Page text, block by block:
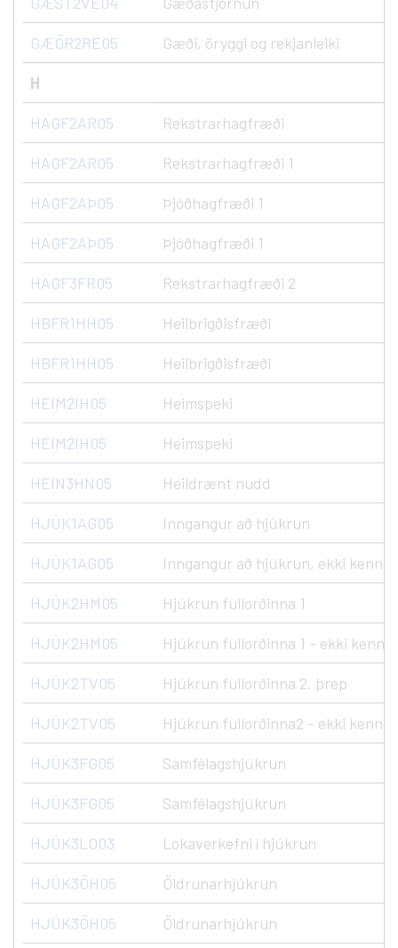
GÆÖR2RE05 Gæði, öryggi og rekjanleiki
H
HAGF2AR05 Rekstrarhagfræði
HAGF2AR05 Rekstrarhagfræði 1
HAGF2AÞ05 Þjóðhagfræði 1
HAGF2AÞ05 Þjóðhagfræði 1
HAGF3FR05 Rekstrarhagfræði 2
HBFR1HH05 Heilbrigðisfræði
HBFR1HH05 Heilbrigðisfræði
HEIM2IH05 Heimspeki
HEIM2IH05 Heimspeki
HEIN3HN05 Heildrænt nudd
HJÚK1AG05 Inngangur að hjúkrun
HJÚK1AG05 Inngangur að hjúkrun, ekki
HJÚK2HM05 Hjúkrun fullorðinna 1
HJÚK2HM05 Hjúkrun fullorðinna 1 - ekki
HJÚK2TV05 Hjúkrun fullorðinna 2. þrep
HJÚK2TV05 Hjúkrun fullorðinna2 - ekki
HJÚK3FG05 Samfélagshjúkrun
HJÚK3FG05 Samfélagshjúkrun
HJÚK3LO03 Lokaverkefni í hjúkrun
HJÚK3ÖH05 Öldrunarhjúkrun
HJÚK3ÖH05 Öldrunarhjúkrun